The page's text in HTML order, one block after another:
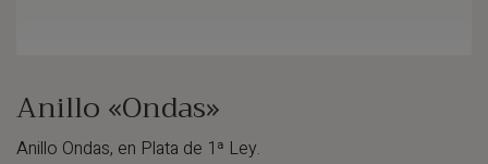
Anillo «Ondas»
Anillo Ondas, en Plata de 1ª Ley.